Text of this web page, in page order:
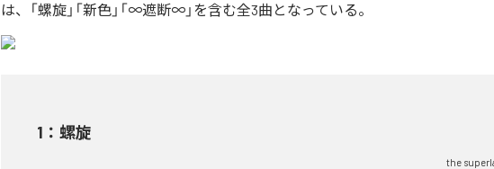
は、「螺旋」「新色」「∞遮断∞」を含む全3曲となっている。
1 ： 螺旋
the